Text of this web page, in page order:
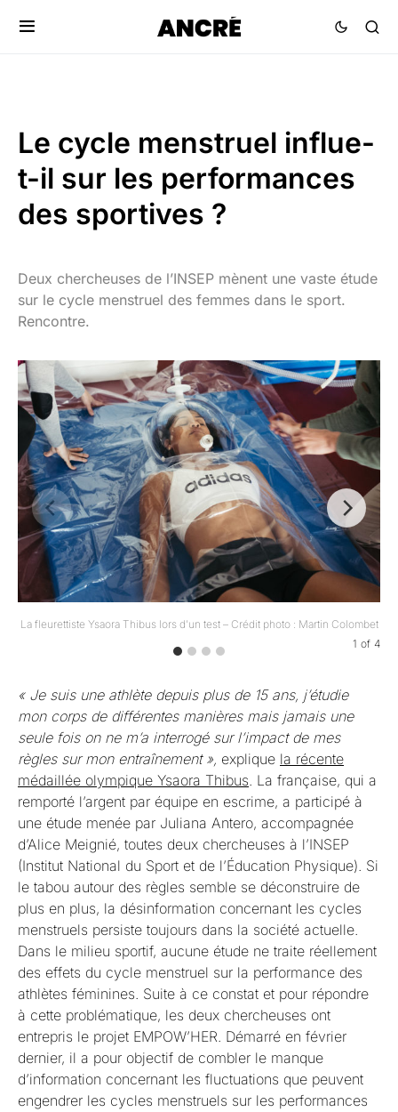
Le cycle menstruel influe-
t-il sur les performances
des sportives ?
Deux chercheuses de l’INSEP mènent une vaste étude
sur le cycle menstruel des femmes dans le sport.
Rencontre.
La fleurettiste Ysaora Thibus lors d’un test – Crédit photo : Martin Colombet
1 of 4
« Je suis une athlète depuis plus de 15 ans, j’étudie
mon corps de différentes manières mais jamais une
seule fois on ne m’a interrogé sur l’impact de mes
règles sur mon entraînement », explique la récente
médaillée olympique Ysaora Thibus. La française, qui a
remporté l’argent par équipe en escrime, a participé à
une étude menée par Juliana Antero, accompagnée
d’Alice Meignié, toutes deux chercheuses à l’INSEP
(Institut National du Sport et de l’Éducation Physique). Si
le tabou autour des règles semble se déconstruire de
plus en plus, la désinformation concernant les cycles
menstruels persiste toujours dans la société actuelle.
Dans le milieu sportif, aucune étude ne traite réellement
des effets du cycle menstruel sur la performance des
athlètes féminines. Suite à ce constat et pour répondre
à cette problématique, les deux chercheuses ont
entrepris le projet EMPOW’HER. Démarré en février
dernier, il a pour objectif de combler le manque
d’information concernant les fluctuations que peuvent
engendrer les cycles menstruels sur les performances